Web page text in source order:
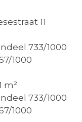
11
733/1000
1000
m²
733/1000
1000